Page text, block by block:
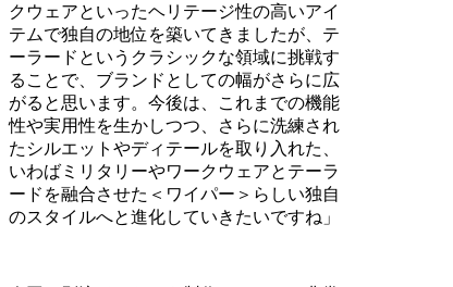
クウェアといったヘリテージ性の高いアイ
テムで独自の地位を築いてきましたが、テ
ーラードというクラシックな領域に挑戦す
ることで、ブランドとしての幅がさらに広
がると思います。今後は、これまでの機能
性や実用性を生かしつつ、さらに洗練され
たシルエットやディテールを取り入れた、
いわばミリタリーやワークウェアとテーラ
ードを融合させた＜ワイパー＞らしい独自
のスタイルへと進化していきたいですね」